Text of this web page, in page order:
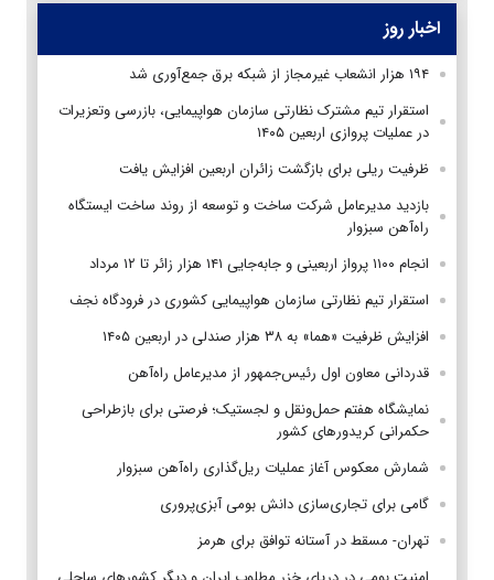
اخبار روز
۱۹۴ هزار انشعاب غیرمجاز از شبکه برق جمع‌آوری شد
استقرار تیم مشترک نظارتی سازمان هواپیمایی، بازرسی وتعزیرات
در عملیات پروازی اربعین ۱۴۰۵
ظرفیت ریلی برای بازگشت زائران اربعین افزایش یافت
بازدید مدیرعامل شرکت ساخت و توسعه از روند ساخت ایستگاه
راه‌آهن سبزوار
انجام ۱۱۰۰ پرواز اربعینی و جابه‌جایی ۱۴۱ هزار زائر تا ۱۲ مرداد
استقرار تیم‌ نظارتی سازمان هواپیمایی کشوری در فرودگاه نجف
افزایش ظرفیت «هما» به ۳۸ هزار صندلی در اربعین ۱۴۰۵
قدردانی معاون اول رئیس‌جمهور از مدیرعامل راه‌آهن
نمایشگاه هفتم حمل‌ونقل و لجستیک؛ فرصتی برای بازطراحی
حکمرانی کریدورهای کشور
شمارش معکوس آغاز عملیات ریل‌گذاری راه‌آهن سبزوار
گامی برای تجاری‌سازی دانش بومی آبزی‌پروری
تهران- مسقط در آستانه توافق برای هرمز